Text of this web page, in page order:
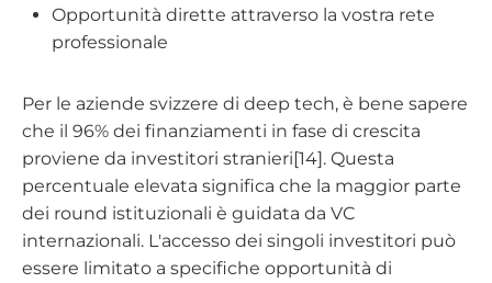
Opportunità dirette attraverso la vostra rete
professionale
Per le aziende svizzere di deep tech, è bene sapere
che il 96% dei finanziamenti in fase di crescita
proviene da investitori stranieri[14]. Questa
percentuale elevata significa che la maggior parte
dei round istituzionali è guidata da VC
internazionali. L'accesso dei singoli investitori può
essere limitato a specifiche opportunità di